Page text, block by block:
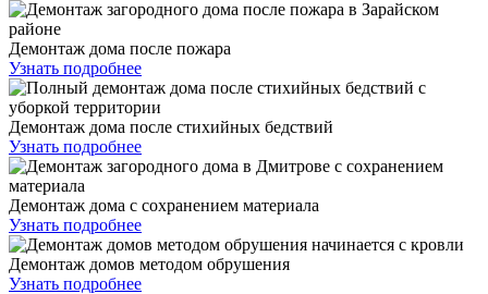
Демонтаж дома после пожара
Узнать подробнее
Демонтаж дома после стихийных бедствий
Узнать подробнее
Демонтаж дома с сохранением материала
Узнать подробнее
Демонтаж домов методом обрушения
Узнать подробнее